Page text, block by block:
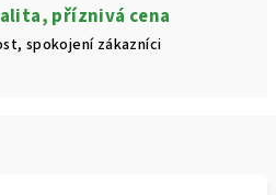
příznivá cena
spokojení zákazníci